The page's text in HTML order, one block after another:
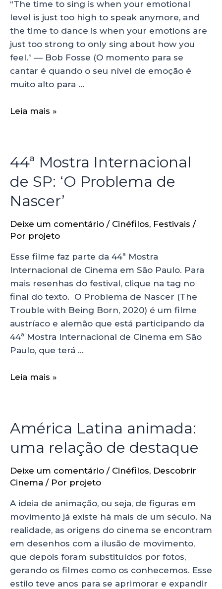
“The time to sing is when your emotional
level is just too high to speak anymore, and
the time to dance is when your emotions are
just too strong to only sing about how you
feel.” — Bob Fosse (O momento para se
cantar é quando o seu nível de emoção é
muito alto para …
Leia mais »
44ª Mostra Internacional
de SP: ‘O Problema de
Nascer’
Deixe um comentário / Cinéfilos, Festivais /
Por projeto
Esse filme faz parte da 44ª Mostra
Internacional de Cinema em São Paulo. Para
mais resenhas do festival, clique na tag no
final do texto. O Problema de Nascer (The
Trouble with Being Born, 2020) é um filme
austríaco e alemão que está participando da
44ª Mostra Internacional de Cinema em São
Paulo, que terá …
Leia mais »
América Latina animada:
uma relação de destaque
Deixe um comentário / Cinéfilos, Descobrir
Cinema / Por projeto
A ideia de animação, ou seja, de figuras em
movimento já existe há mais de um século. Na
realidade, as origens do cinema se encontram
em desenhos com a ilusão de movimento,
que depois foram substituídos por fotos,
gerando os filmes como os conhecemos. Esse
estilo teve anos para se aprimorar e expandir